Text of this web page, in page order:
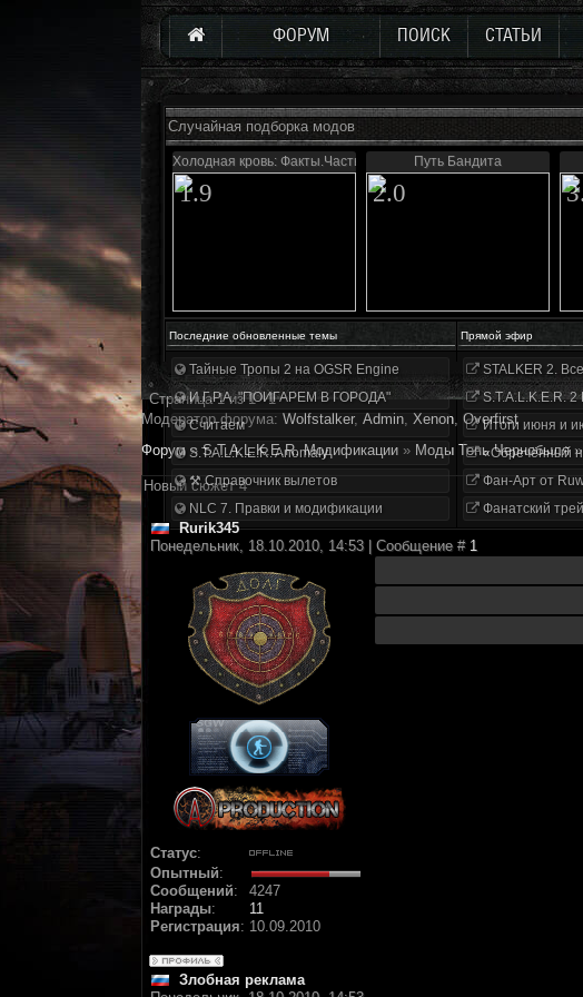
ФОРУМ ПОИСК СТАТЬИ
Случайная подборка модов
Холодная кровь: Факты.Часть первая
1.9
Путь Бандита
2.0
Последние обновленные темы Прямой эфир
Тайные Тропы 2 на OGSR Engine
И.Г.Р.А. "ПОИГАРЕМ В ГОРОДА"
Считаем
S.T.A.L.K.E.R. Anomaly
⚒ Справочник вылетов
NLC 7. Правки и модификации
STALKER 2.
S.T.A.L.K.E.R.
Итоги июня и
«Обречённый
Фан-Арт от
Фанатский
Страница1из1
1
Модератор форума: Wolfstalker, Аdmin, Xenon, Overfirst
Форум » S.T.A.L.K.E.R. Модификации » Моды Тень Чернобыля »
Новый сюжет 4
Rurik345
Понедельник, 18.10.2010, 14:53 | Сообщение # 1
Статус:
Опытный:
Сообщений:
4247
Награды:
11
Регистрация: 10.09.2010
Злобная реклама